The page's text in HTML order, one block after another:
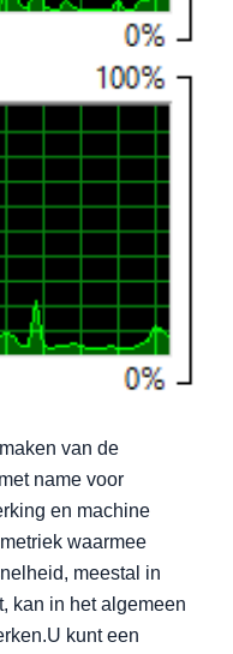
van de
name voor
en machine
waarmee
meestal in
kan in het algemeen
kunt een